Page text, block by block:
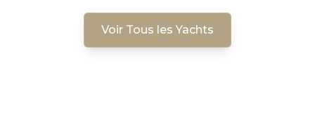
Voir Tous les Yachts